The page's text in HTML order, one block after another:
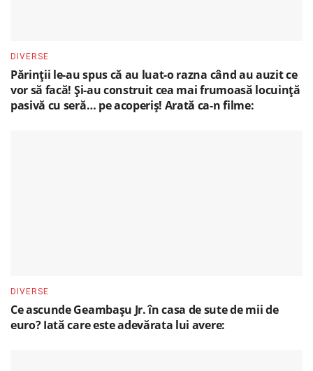
DIVERSE
Părinții le-au spus că au luat-o razna când au auzit ce
vor să facă! Și-au construit cea mai frumoasă locuință
pasivă cu seră… pe acoperiș! Arată ca-n filme:
DIVERSE
Ce ascunde Geambașu Jr. în casa de sute de mii de
euro? Iată care este adevărata lui avere: